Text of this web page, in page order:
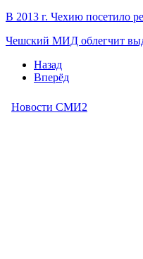
В 2013 г. Чехию посетило
Чешский МИД облегчит
Назад
Вперёд